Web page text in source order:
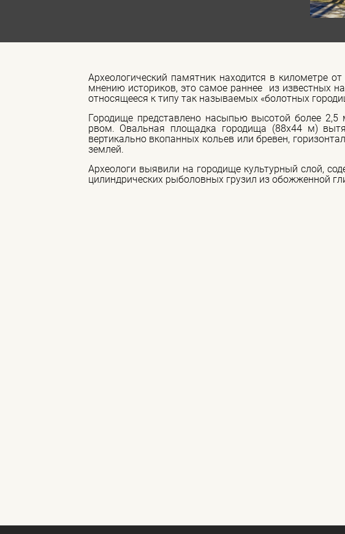
Археологический памятник находится в километре
мнению историков, это самое раннее из известных
относящееся к типу так называемых «болотных
Городище представлено насыпью высотой более
рвом. Овальная площадка городища (88х44 м)
вертикально вкопанных кольев или бревен,
землей.
Археологи выявили на городище культурный слой,
цилиндрических рыболовных грузил из обожженной